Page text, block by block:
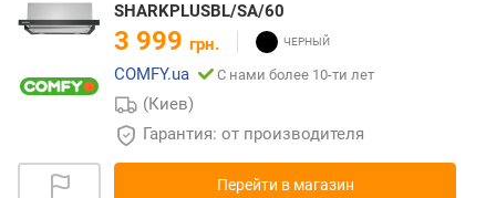
SHARKPLUSBL/SA/60
3 999 грн.
COMFY.ua
С нами более 10-ти лет
(Киев)
Гарантия: от производителя
Перейти в магазин